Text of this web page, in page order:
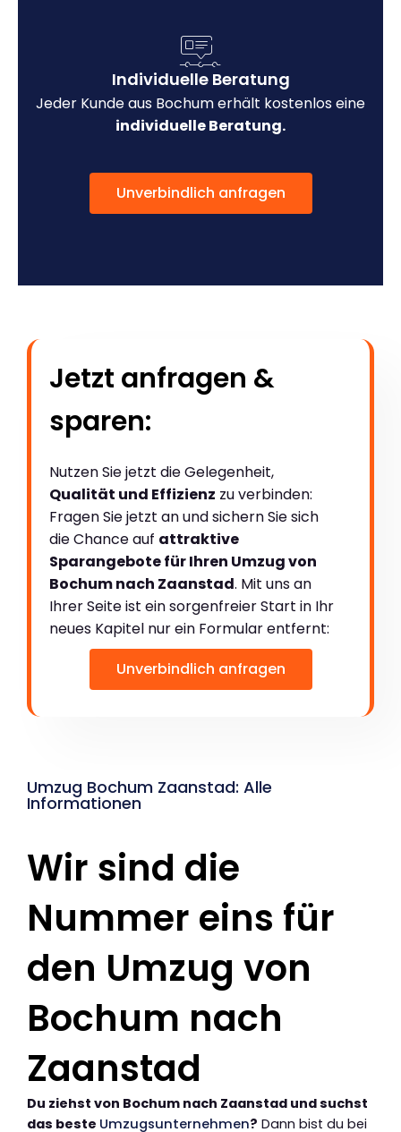
Individuelle Beratung
Jeder Kunde aus Bochum erhält kostenlos eine
individuelle Beratung.
Unverbindlich anfragen
Jetzt anfragen &
sparen:
Nutzen Sie jetzt die Gelegenheit,
Qualität und Effizienz zu verbinden:
Fragen Sie jetzt an und sichern Sie sich
die Chance auf attraktive
Sparangebote für Ihren Umzug von
Bochum nach Zaanstad. Mit uns an
Ihrer Seite ist ein sorgenfreier Start in Ihr
neues Kapitel nur ein Formular entfernt:
Unverbindlich anfragen
Umzug Bochum Zaanstad: Alle
Informationen
Wir sind die
Nummer eins für
den Umzug von
Bochum nach
Zaanstad
Du ziehst von Bochum nach Zaanstad und suchst
das beste Umzugsunternehmen? Dann bist du bei